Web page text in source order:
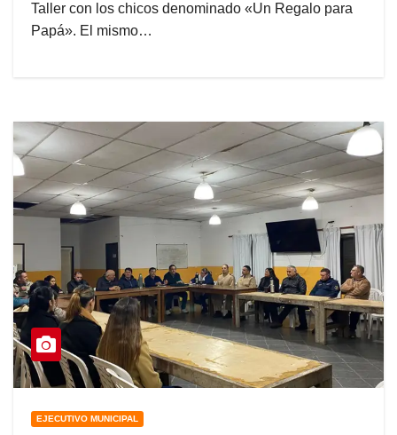
Taller con los chicos denominado «Un Regalo para
Papá». El mismo…
EJECUTIVO MUNICIPAL